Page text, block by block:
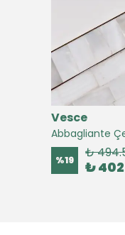
Vesce
Abbagliante
%19 ₺
₺